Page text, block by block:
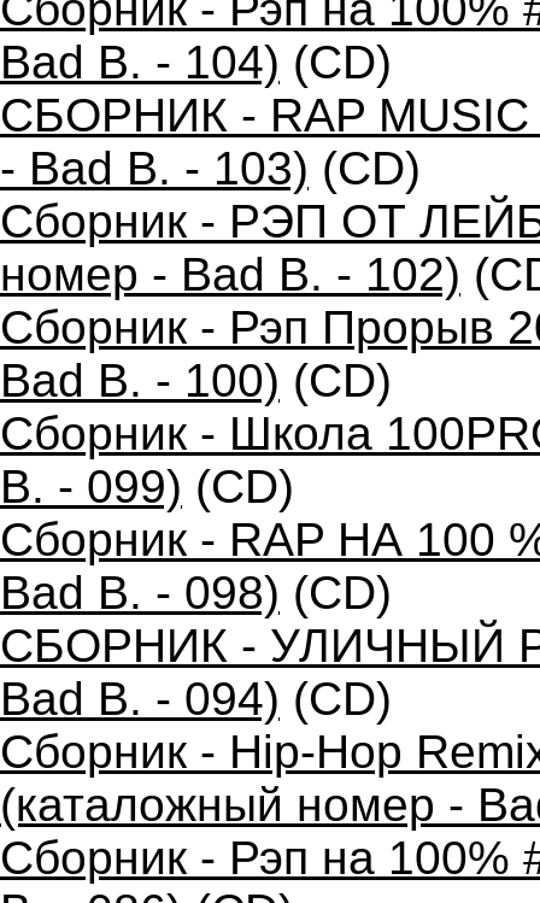
Bad B. - 104) (CD)
СБОРНИК - RAP MUSIC
- Bad B. - 103) (CD)
Сборник - РЭП ОТ
номер - Bad B. - 102)
Сборник - Рэп Прорыв
Bad B. - 100) (CD)
Сборник - Школа
B. - 099) (CD)
Сборник - RAP НА 100
Bad B. - 098) (CD)
СБОРНИК - УЛИЧНЫЙ
Bad B. - 094) (CD)
Сборник - Hip-Hop
(каталожный номер -
Сборник - Рэп на 100%